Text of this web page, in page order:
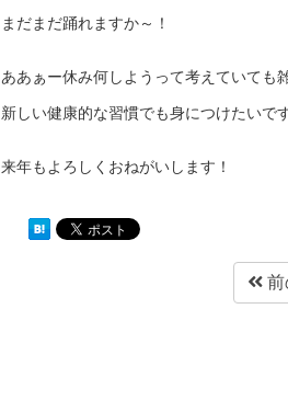
まだまだ踊れますか～！
ああぁー休み何しようって考えていても
新しい健康的な習慣でも身につけたいで
来年もよろしくおねがいします！
前